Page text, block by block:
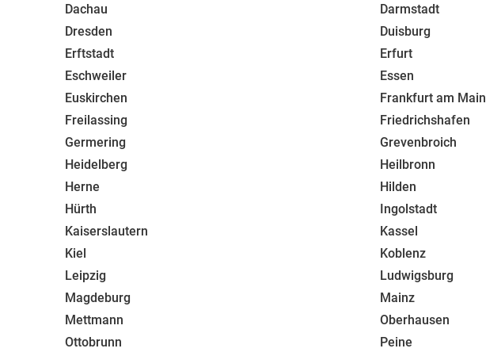
Dachau
Darmstadt
Dresden
Duisburg
Erftstadt
Erfurt
Eschweiler
Essen
Euskirchen
Frankfurt am Main
Freilassing
Friedrichshafen
Germering
Grevenbroich
Heidelberg
Heilbronn
Herne
Hilden
Hürth
Ingolstadt
Kaiserslautern
Kassel
Kiel
Koblenz
Leipzig
Ludwigsburg
Magdeburg
Mainz
Mettmann
Oberhausen
Ottobrunn
Peine